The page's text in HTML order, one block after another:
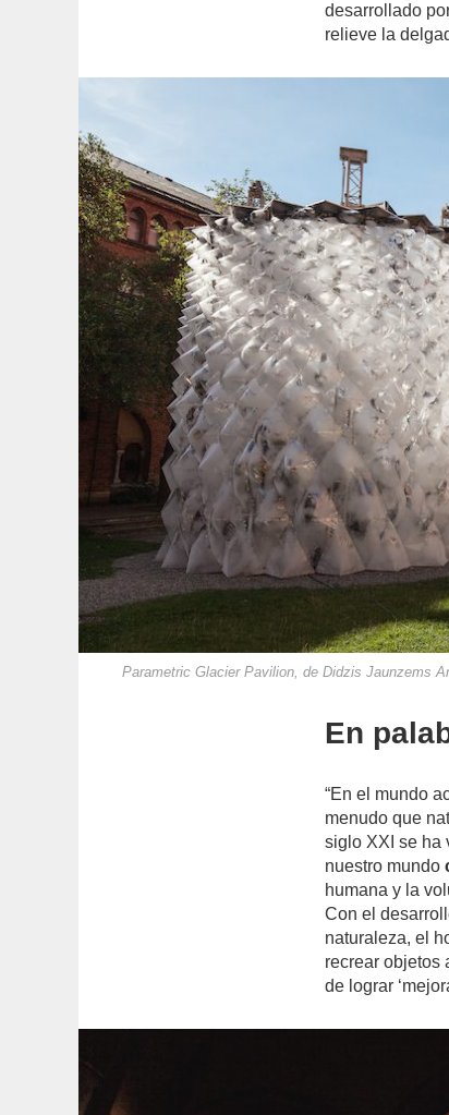
desarrollado
relieve la
Parametric Glacier Pavilion, de Didzis Jaunzems
En
“En el mundo
menudo que
siglo XXI se ha
nuestro mundo
humana y la
Con el
naturaleza, el
recrear objetos
de lograr